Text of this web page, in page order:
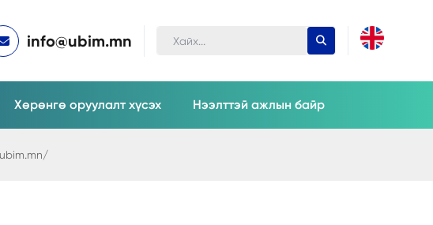
info@ubim.mn
Хөрөнгө оруулалт хүсэх Нээлттэй ажлын байр